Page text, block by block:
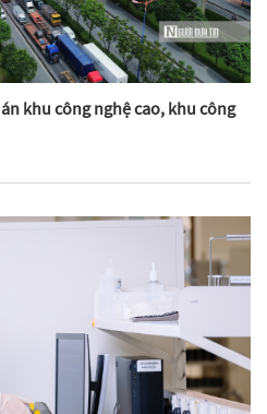
khu công nghệ cao, khu công